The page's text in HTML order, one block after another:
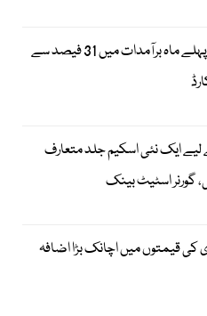
مالی سال کے پہلے ماہ برآمدات میں 31 فیصد سے
لیے ایک نئی اسکیم جلد متعارف
گورنر اسٹیٹ بینک
کی قیمتوں میں اچانک بڑا اضافہ